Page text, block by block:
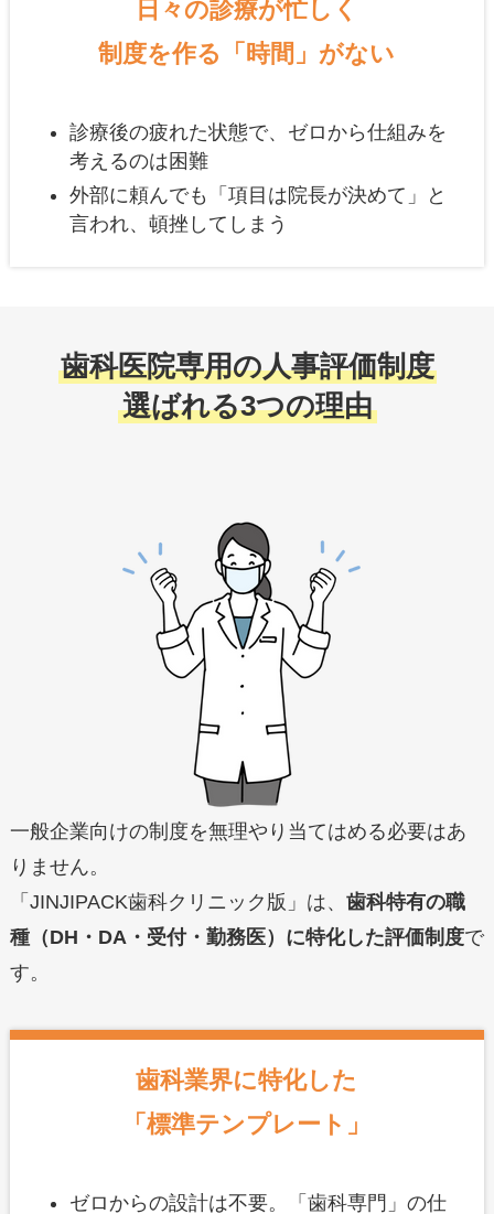
日々の診療が忙しく
制度を作る「時間」がない
診療後の疲れた状態で、ゼロから仕組みを
考えるのは困難
外部に頼んでも「項目は院長が決めて」と
言われ、頓挫してしまう
歯科医院専用の人事評価制度
選ばれる3つの理由
一般企業向けの制度を無理やり当てはめる必要はあ
りません。
「JINJIPACK歯科クリニック版」は、 歯科特有の職
種（DH・DA・受付・勤務医）に特化した評価制度で
す。
歯科業界に特化した
「標準テンプレート」
ゼロからの設計は不要。「歯科専門」の仕